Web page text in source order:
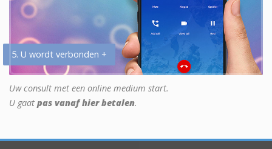
5. U wordt verbonden +
Uw consult met een online medium start.
U gaat pas vanaf hier betalen.